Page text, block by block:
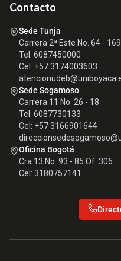
Contacto
Sede Tunja
Carrera 2ª Este No. 64 - 169
Tel: 6087450000
Cel: +57 3174003603
Sede Sogamoso
Carrera 11 No. 26 - 18
Tel: 6087730133
Cel: +57 3166901644
Oficina Bogotá
Cra 13 No. 93 - 85 Of. 306
Cel: 3180757141